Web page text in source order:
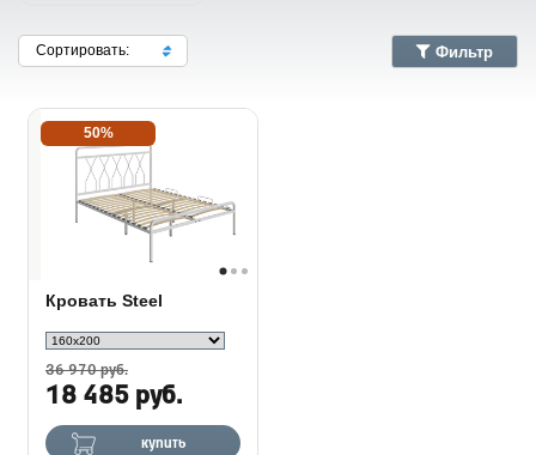
Сортировать: Фильтр
50%
Кровать Steel
36 970 руб.
18 485 руб.
купить